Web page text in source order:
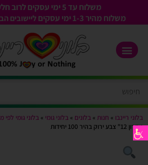
משלוח עד 5 ימי עסקים לרוב חלקי הארץ!
משלוח מהיר 1-3
ימי עסקים ליישובים
בלוני ריינבו » חנות » בלונים » בלוני גומי » בלוני גומי לפי
מקרון 12" צבע ירוק בהיר 100 יחידות